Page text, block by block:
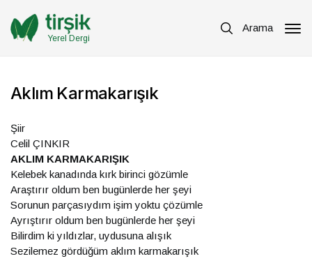
Yerel Dergi
Arama
Aklım Karmakarışık
Şiir
Celil ÇINKIR
AKLIM KARMAKARIŞIK
Kelebek kanadında kırk birinci gözümle
Araştırır oldum ben bugünlerde her şeyi
Sorunun parçasıydım işim yoktu çözümle
Ayrıştırır oldum ben bugünlerde her şeyi
Bilirdim ki yıldızlar, uydusuna alışık
Sezilemez gördüğüm aklım karmakarışık